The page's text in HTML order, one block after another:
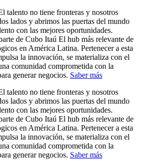
talento no tiene fronteras y nosotros
lados y abrimos las puertas del mundo
con las mejores oportunidades.
de Cubo Itaú El hub más relevante de
en América Latina. Pertenecer a esta
la innovación, se materializa con el
comunidad comprometida con la
generar negocios. Saber más
talento no tiene fronteras y nosotros
lados y abrimos las puertas del mundo
con las mejores oportunidades.
de Cubo Itaú El hub más relevante de
en América Latina. Pertenecer a esta
la innovación, se materializa con el
comunidad comprometida con la
generar negocios. Saber más